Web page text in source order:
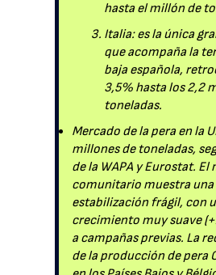
hasta el millón de
Italia: es la única
que acompaña la
baja española,
3,5% hasta los 2,2
toneladas.
Mercado de la pera en la
millones de toneladas,
de la WAPA y Eurostat. El
comunitario muestra una
estabilización frágil, con
crecimiento muy suave
a campañas previas. La
de la producción de pera